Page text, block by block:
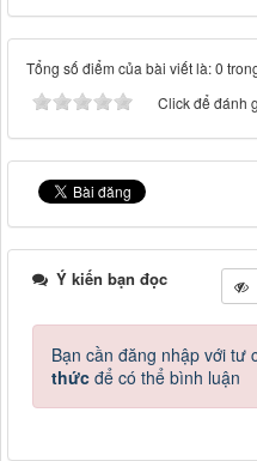
Tổng số điểm của bài viết là: 0
Click để đánh
Ý kiến bạn đọc
Bạn cần đăng nhập với tư
thức để có thể bình luận